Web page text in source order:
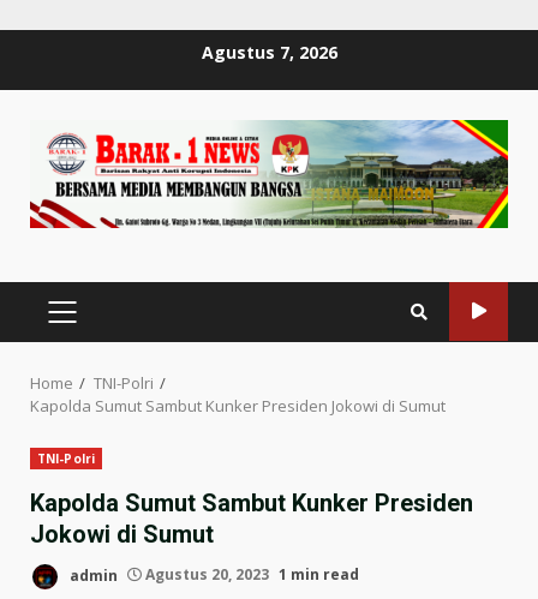
Agustus 7, 2026
PRIMARY
MENU
Home
TNI-Polri
Kapolda Sumut Sambut Kunker Presiden Jokowi di Sumut
TNI-Polri
Kapolda Sumut Sambut Kunker Presiden
Jokowi di Sumut
admin Agustus 20, 2023 1 min read